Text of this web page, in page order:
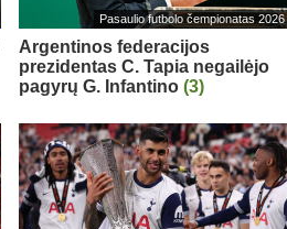
Pasaulio futbolo čempionatas 2026
Argentinos federacijos
prezidentas C. Tapia negailėjo
pagyrų G. Infantino(3)